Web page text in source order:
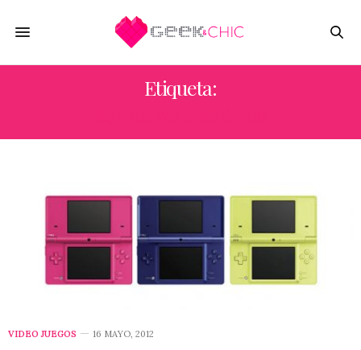
Etiqueta:
VIDEO JUEGOS 16 MAYO, 2012